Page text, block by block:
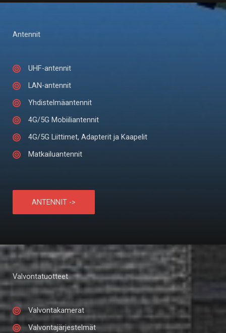
Antennit
UHF-antennit
LAN-antennit
Yhdistelmäantennit
4G/5G Mobiiliantennit
4G/5G Liittimet, Adapterit ja Kaapelit
Matkailuantennit
ANTENNIT ->
Valvontatuotteet
Valvontakamerat
Valvontajärjestelmät